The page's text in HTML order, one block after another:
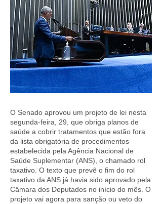
O Senado aprovou um projeto de lei nesta
segunda-feira, 29, que obriga planos de
saúde a cobrir tratamentos que estão fora
da lista obrigatória de procedimentos
estabelecida pela Agência Nacional de
Saúde Suplementar (ANS), o chamado rol
taxativo. O texto que prevê o fim do rol
taxativo da ANS já havia sido aprovado pela
Câmara dos Deputados no início do mês. O
projeto vai agora para sanção ou veto do